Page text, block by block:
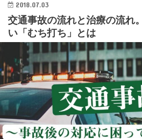
2018.07.03
交通事故の流れと治療の流れ
い「むち打ち」とは